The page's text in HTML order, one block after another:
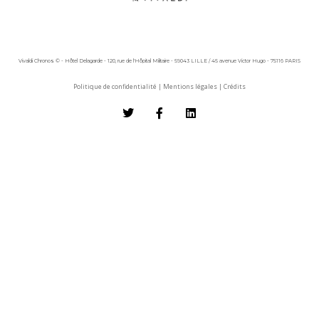
Vivaldi Chronos © - Hôtel Delagarde - 120, rue de l'Hôpital Militaire - 59043 LILLE / 45 avenue Victor Hugo - 75116 PARIS
Politique de confidentialité | Mentions légales | Crédits